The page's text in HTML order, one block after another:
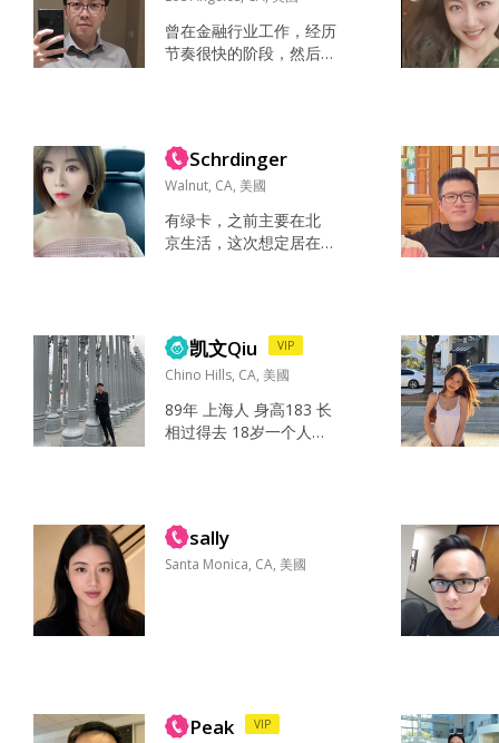
曾在金融行业工作，经历
节奏很快的阶段，然后慢
格偏稳一点，不过不属于
沉闷型的，相处起来不太
费劲。不太爱复杂的人际
关系，也不太喜欢那种很
用力的相处方式。 看书和
电影，也喜欢隔三差五换
些运动...
Schrdinger
Walnut, CA, 美國
有绿卡，之前主要在北
京生活，这次想定居在
格好的码农 or 教授。 自
身能力比较强可以帮对
方拓展国内市场 北京工
作忙 写作，开会 有时间
喜欢跳舞、瑜伽。去名
人故居景点和博物馆。
到。看起来非...
凯文Qiu VIP
Chino Hills, CA, 美國
89年 上海人 身高183 长
相过得去 18岁一个人去
前两年买了房(无房贷)有
了自己的小窝 家里还有
一只布偶妹妹 现在在一
不...
sally
Santa Monica, CA, 美國
Peak VIP